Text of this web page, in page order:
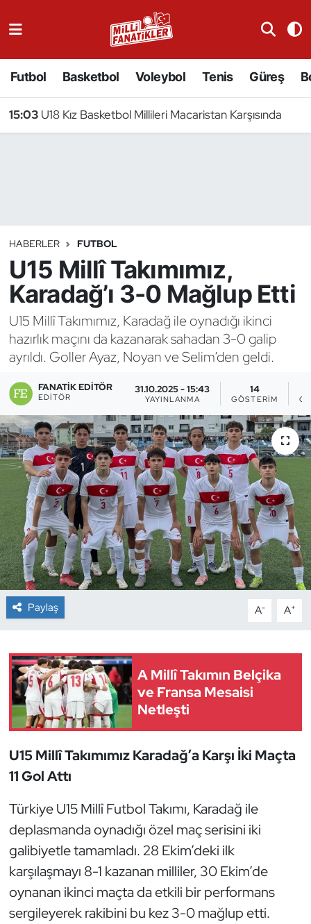
Futbol Basketbol Voleybol Tenis Güreş
15:03 U18 Kız Basketbol Millileri Macaristan Karşısında
HABERLER FUTBOL
U15 Millî Takımımız,
Karadağ’ı 3-0 Mağlup Etti
U15 Millî Takımımız, Karadağ ile oynadığı ikinci
hazırlık maçını da kazanarak sahadan 3-0 galip
ayrıldı. Goller Ayaz, Noyan ve Selim’den geldi.
FANATIK EDITÖR
EDITÖR
31.10.2025 - 15:43
YAYINLANMA
14
GÖSTERIM
Paylaş A- A+
A Millî Takımın Belçika
ve Fransa Mesaisi
Netleşti
U15 Millî Takımımız Karadağ’a Karşı İki Maçta
11 Gol Attı
Türkiye U15 Millî Futbol Takımı, Karadağ ile
deplasmanda oynadığı özel maç serisini iki
galibiyetle tamamladı. 28 Ekim’deki ilk
karşılaşmayı 8-1 kazanan milliler, 30 Ekim’de
oynanan ikinci maçta da etkili bir performans
sergileyerek rakibini bu kez 3-0 mağlup etti.
Badminton
Binicilik
Bisiklet
Bocce Bowling Dart
Buz Hokeyi
Buz Pateni
Çim Hokeyi
Cimnastik
Curling
Dağcılık
Dans Sporları
Dövüş Sanatı
E-Spor
Eskrim
Futsal
Genel
Golf